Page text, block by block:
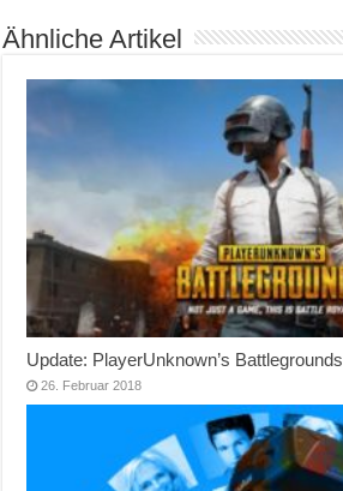
Ähnliche Artikel
Update: PlayerUnknown’s Battlegrounds
26. Februar 2018